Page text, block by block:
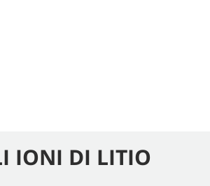
IONI DI LITIO